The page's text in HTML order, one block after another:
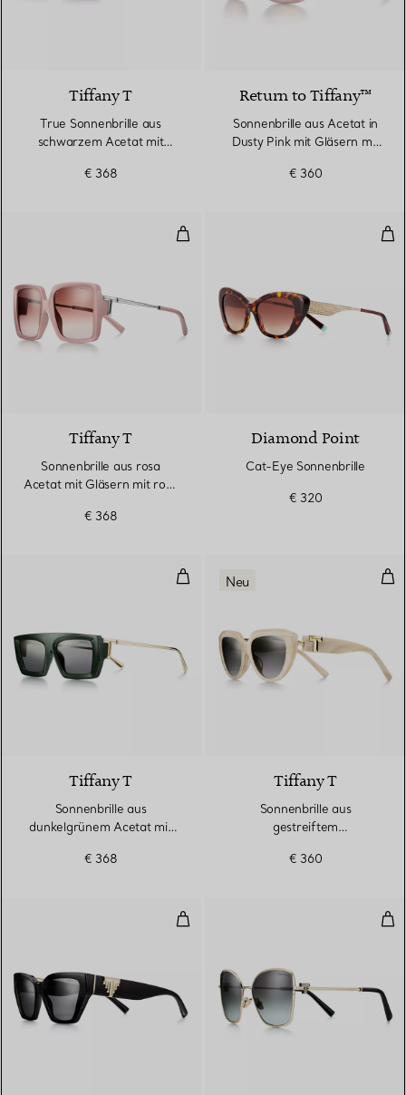
Tiffany T
True Sonnenbrille aus
schwarzem Acetat mit
€ 368
Return to Tiffany™
Sonnenbrille aus Acetat in
Dusty Pink mit Gläsern mit
€ 360
Sonnenbrille aus rosa Acetat
Tiffany T
Sonnenbrille aus rosa
Acetat mit Gläsern mit rosa
€ 368
Diamond Point
Cat-Eye Sonnenbrille
€ 320
Sonnenbrille aus
Tiffany T
Sonnenbrille aus
dunkelgrünem Acetat mit
€ 368
Neu
Tiffany T
Sonnenbrille aus
gestreiftem
mit Gläsern mit grauem
€ 360
Deco Sonnenbrille aus